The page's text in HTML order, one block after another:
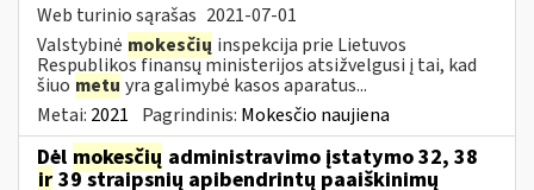
Web turinio sąrašas 2021-07-01
Valstybinė mokesčių inspekcija prie Lietuvos
Respublikos finansų ministerijos atsižvelgusi į tai, kad
šiuo metu yra galimybė kasos aparatus...
Metai: 2021 Pagrindinis: Mokesčio naujiena
Dėl mokesčių administravimo įstatymo 32, 38
ir 39 straipsnių apibendrintų paaiškinimų